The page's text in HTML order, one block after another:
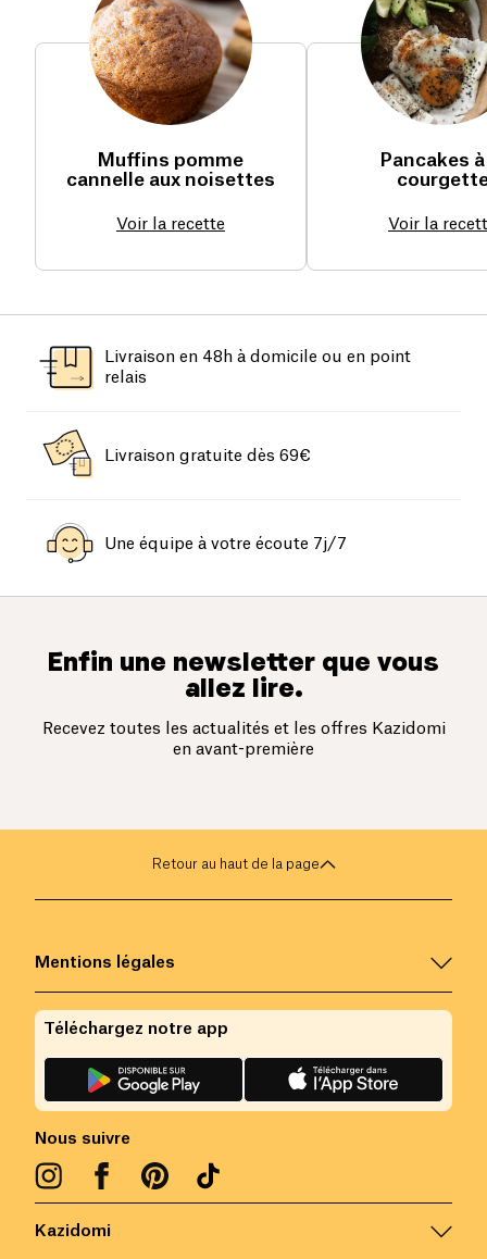
Muffins pomme
cannelle aux noisettes
Voir la recette
Pancakes
Voir la
Livraison en 48h à domicile ou en point
relais
Livraison gratuite dès 69€
Une équipe à votre écoute 7j/7
Enfin une newsletter que vous
allez lire.
Recevez toutes les actualités et les offres Kazidomi
en avant-première
Retour au haut de la page
Kazidomi
Mentions légales
Nous suivre
Téléchargez notre app